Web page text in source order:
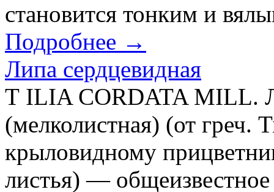
становится тонким и
Подробнее →
Липа сердцевидная
Т ILIA CORDATA MILL.
(мелколистная) (от
крыловидному
листья) —